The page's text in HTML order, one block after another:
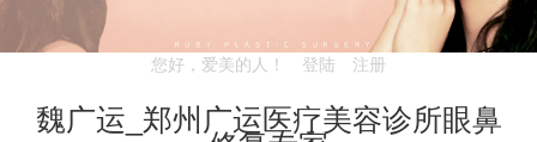
您好，爱美的人！ 登陆 注册
魏广运_郑州广运医疗美容诊所眼鼻